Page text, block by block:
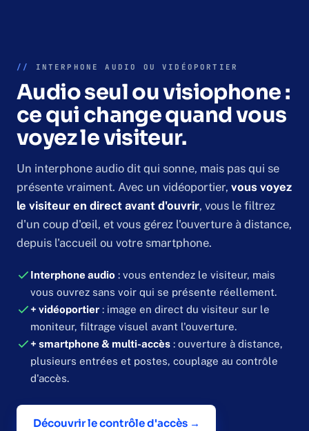
// INTERPHONE AUDIO OU VIDÉOPORTIER
Audio seul ou visiophone :
ce qui change quand vous
voyez le visiteur.
Un interphone audio dit qui sonne, mais pas qui se
présente vraiment. Avec un vidéoportier, vous voyez
le visiteur en direct avant d'ouvrir, vous le filtrez
d'un coup d'œil, et vous gérez l'ouverture à distance,
depuis l'accueil ou votre smartphone.
Interphone audio : vous entendez le visiteur, mais
vous ouvrez sans voir qui se présente réellement.
+ vidéoportier : image en direct du visiteur sur le
moniteur, filtrage visuel avant l'ouverture.
+ smartphone & multi-accès : ouverture à distance,
plusieurs entrées et postes, couplage au contrôle
d'accès.
Découvrir le contrôle d'accès →